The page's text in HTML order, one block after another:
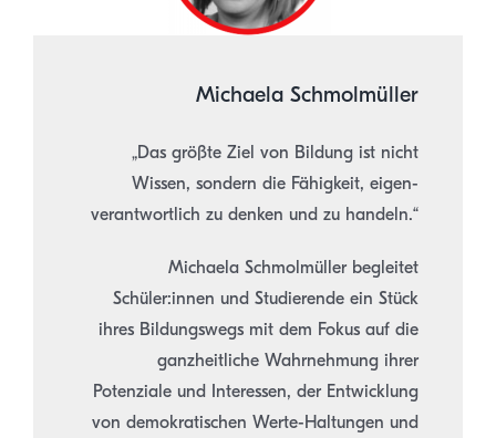
Michaela Schmolmüller
„Das größte Ziel von Bildung ist nicht
Wissen, sondern die Fähigkeit, eigen-
verantwortlich zu denken und zu handeln.“
Michaela Schmolmüller begleitet
Schüler:innen und Studierende ein Stück
ihres Bildungswegs mit dem Fokus auf die
ganzheitliche Wahrnehmung ihrer
Potenziale und Interessen, der Entwicklung
von demokratischen Werte-Haltungen und